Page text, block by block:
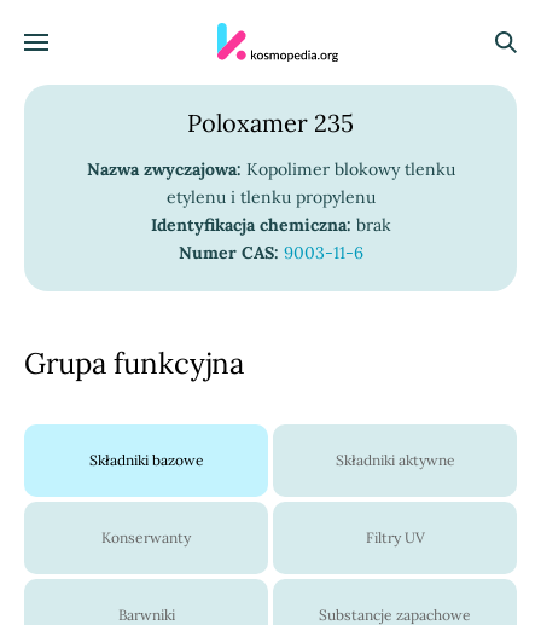
Menu
Poloxamer 235
Nazwa zwyczajowa: Kopolimer blokowy tlenku
etylenu i tlenku propylenu
Identyfikacja chemiczna: brak
Numer CAS: 9003-11-6
Grupa funkcyjna
Składniki bazowe Składniki aktywne
Konserwanty Filtry UV
Barwniki Substancje zapachowe